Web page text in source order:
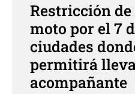
Restricción
moto por el 7
ciudades
permitirá
acompañante